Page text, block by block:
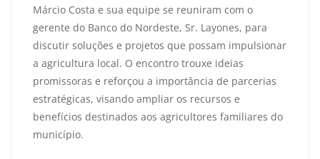
Márcio Costa e sua equipe se reuniram com o
gerente do Banco do Nordeste, Sr. Layones, para
discutir soluções e projetos que possam impulsionar
a agricultura local. O encontro trouxe ideias
promissoras e reforçou a importância de parcerias
estratégicas, visando ampliar os recursos e
benefícios destinados aos agricultores familiares do
município.